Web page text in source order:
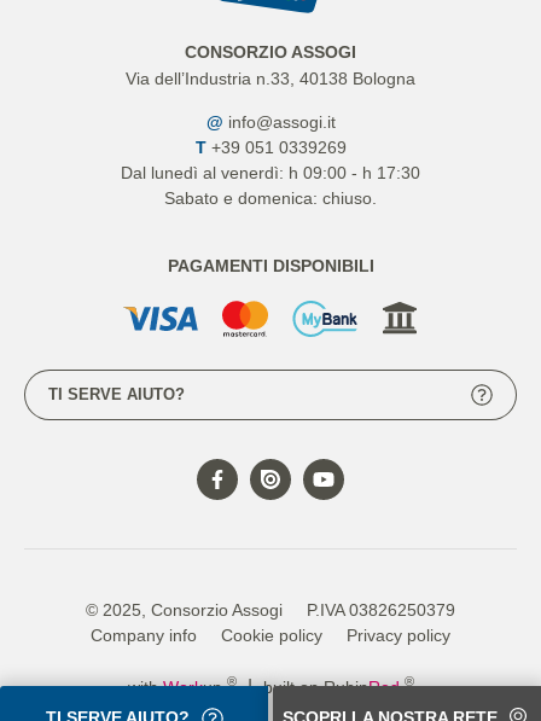
CONSORZIO ASSOGI
Via dell’Industria n.33, 40138 Bologna
@ info@assogi.it
T +39 051 0339269
Dal lunedì al venerdì: h 09:00 - h 17:30
Sabato e domenica: chiuso.
PAGAMENTI DISPONIBILI
TI SERVE AIUTO?
© 2025, Consorzio Assogi
P.IVA 03826250379
Company info
Cookie policy Privacy policy
withWorkup® | built on RubinRed ®